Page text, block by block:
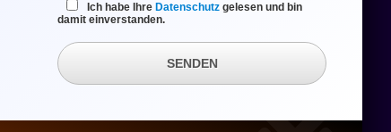
Ich habe Ihre Datenschutz gelesen und bin
damit einverstanden.
SENDEN